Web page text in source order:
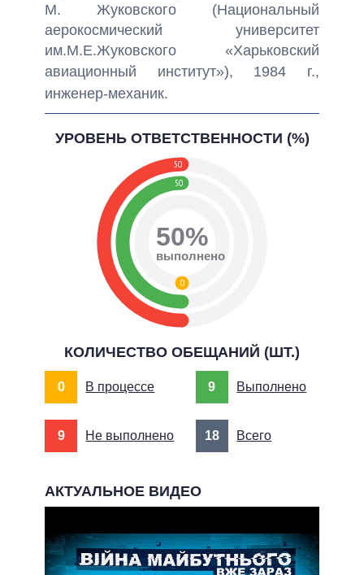
М. Жуковского (Национальный
аерокосмический университет
им.М.Е.Жуковского «Харьковский
авиационный институт»), 1984 г.,
инженер-механик.
УРОВЕНЬ ОТВЕТСТВЕННОСТИ (%)
50
50
0
50%
выполнено
КОЛИЧЕСТВО ОБЕЩАНИЙ (ШТ.)
0 В процессе 9 Выполнено
9 Не выполнено 18 Всего
АКТУАЛЬНОЕ ВИДЕО